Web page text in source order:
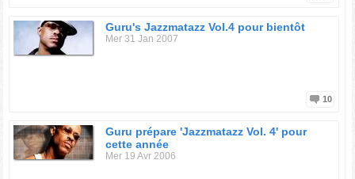
Guru's Jazzmatazz Vol.4 pour bientôt
Mer 31 Jan 2007
10
Guru prépare 'Jazzmatazz Vol. 4' pour
cette année
Mer 19 Avr 2006